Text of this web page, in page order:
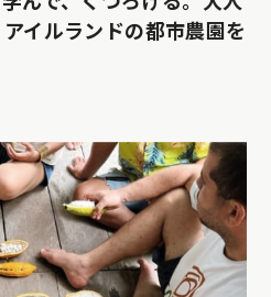
イルランドの都市農園を